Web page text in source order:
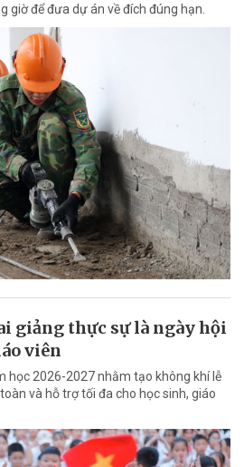
giờ để đưa dự án về đích đúng hạn.
giảng thực sự là ngày hội
viên
học 2026-2027 nhằm tạo không khí lễ
và hỗ trợ tối đa cho học sinh, giáo